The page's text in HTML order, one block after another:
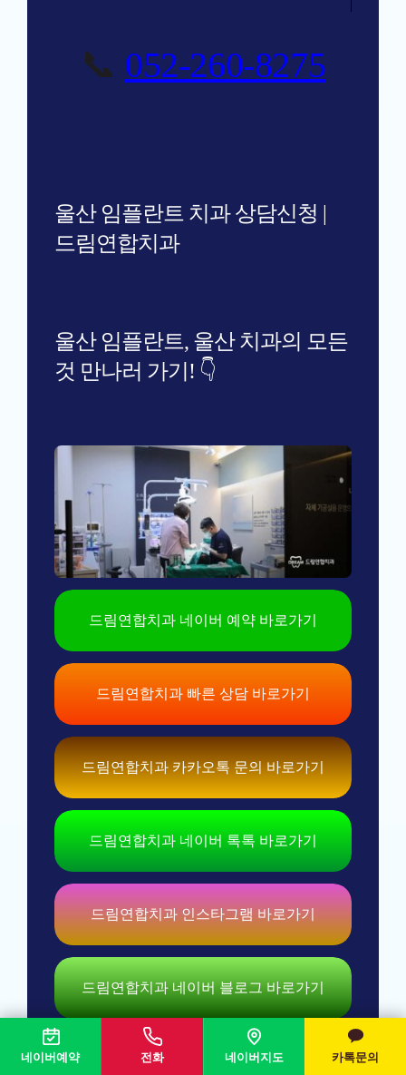
📞 052-260-8275
울산 임플란트 치과 상담신청 |
드림연합치과
울산 임플란트, 울산 치과의 모든
것 만나러 가기! 👇
드림연합치과 네이버 예약 바로가기
드림연합치과 빠른 상담 바로가기
드림연합치과 카카오톡 문의 바로가기
드림연합치과 네이버 톡톡 바로가기
드림연합치과 인스타그램 바로가기
드림연합치과 네이버 블로그 바로가기
네이버예약 전화 네이버지도 카톡문의